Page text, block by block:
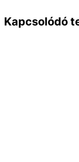
Kapcsolódó